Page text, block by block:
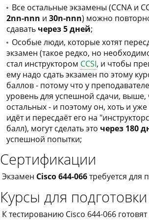
Все остальные экзамены (CCNA и
2nn-nnn и 30n-nnn) можно
сдавать через 5 дней;
Особые люди, которые хотят
экзамен (такое редко, но
стал инструктором CCSI, и чтобы
ему надо сдать экзамен по этому
баллов - потому что у
уровень для успешной сдачи, выше,
остальных - и поэтому он, хоть и уже
идёт и пересдаёт его на
балл), могут сделать это через 180
успешной попытки;
Сертификации
Экзамен Cisco 644-066требуется для
Курсы для подготовки
К тестированию Cisco 644-066